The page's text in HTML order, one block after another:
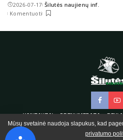
2026-07-17Posted
by
Šilutės naujienų inf.
Komentuoti
KONTAKTAI PRENUMERATA
Mūsų svetainė naudoja slapukus, kad
privatumo